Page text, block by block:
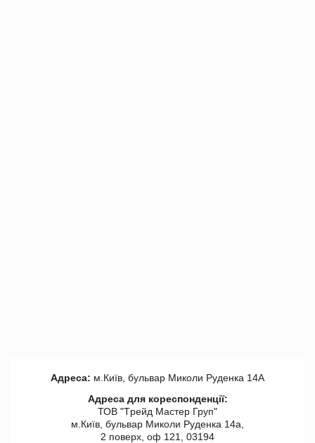
Адреса: м.Київ, бульвар Миколи Руденка 14А
Адреса для кореспонденції:
ТОВ "Tрейд Мастер Груп"
м.Київ, бульвар Миколи Руденка 14а,
2 поверх, оф 121, 03194